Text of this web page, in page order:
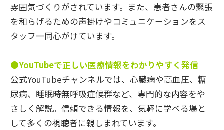
雰囲気づくりがされています。 また、患者さんの緊張
を和らげるための声掛けやコミュニケーションをス
タッフ一同心がけています。
●YouTubeで正しい医療情報をわかりやすく発信
公式YouTubeチャンネルでは、心臓病や高血圧、糖
尿病、睡眠時無呼吸症候群など、専門的な内容をや
さしく解説。信頼できる情報を、気軽に学べる場と
して多くの視聴者に親しまれています。